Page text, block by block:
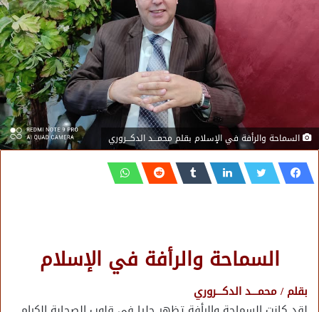
السماحة والرأفة في الإسلام بقلم محمـــد الدكـــروري
السماحة والرأفة في الإسلام
بقلم / محمـــد الدكـــروري